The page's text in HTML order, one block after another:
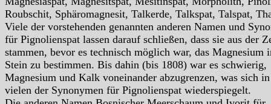
Roubschit, Sphäromagnesit, Talkerde, Talkspat, Talspat,
Viele der vorstehenden genannten anderen Namen und
für Pignolienspat lassen darauf schließen, dass sie aus der
stammen, bevor es technisch möglich war, das Magnesium
Stein zu bestimmen. Bis dahin (bis 1808) war es schwierig,
Magnesium und Kalk voneinander abzugrenzen, was sich in
vielen der Synonymen für Pignolienspat wiederspiegelt.